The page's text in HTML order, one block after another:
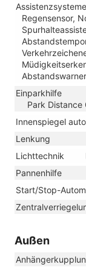
Assistenzsysteme
Regensensor,
Einparkhilfe
Park Distance
Innenspiegel
Lenkung
Lichttechnik
Pannenhilfe
Start/Stop-
Außen